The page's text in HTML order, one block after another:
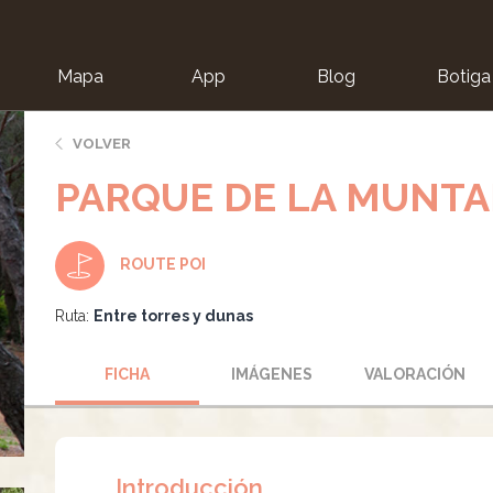
Mapa App Blog Botiga
VOLVER
PARQUE DE LA
ROUTE POI
Ruta: Entre torres y dunas
FICHA IMÁGENES VALORACIÓN